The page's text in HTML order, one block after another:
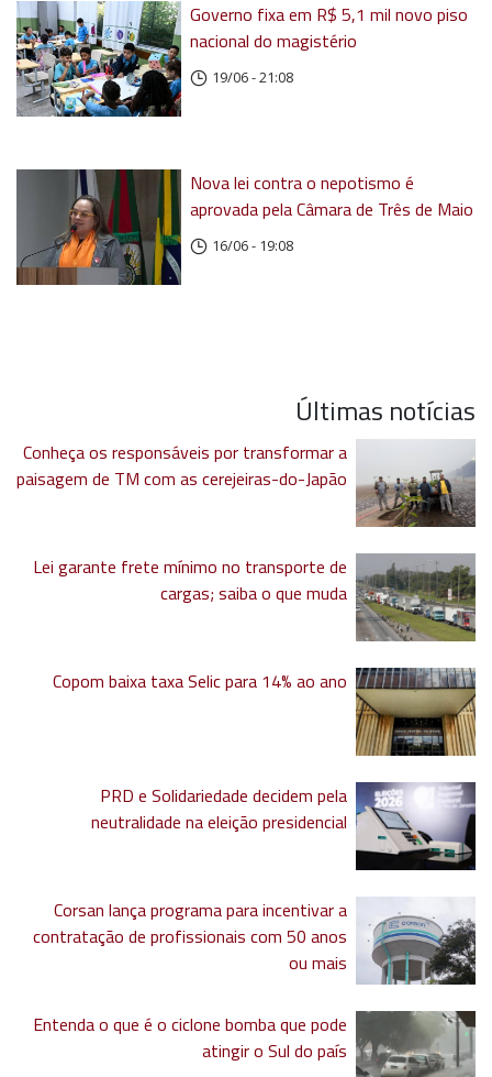
Governo fixa em R$ 5,1 mil novo piso
nacional do magistério
19/06 - 21:08
Nova lei contra o nepotismo é
aprovada pela Câmara de Três de Maio
16/06 - 19:08
Últimas notícias
Conheça os responsáveis por transformar a
paisagem de TM com as cerejeiras-do-Japão
Lei garante frete mínimo no transporte de
cargas; saiba o que muda
Copom baixa taxa Selic para 14% ao ano
PRD e Solidariedade decidem pela
neutralidade na eleição presidencial
Corsan lança programa para incentivar a
contratação de profissionais com 50 anos
ou mais
Entenda o que é o ciclone bomba que pode
atingir o Sul do país